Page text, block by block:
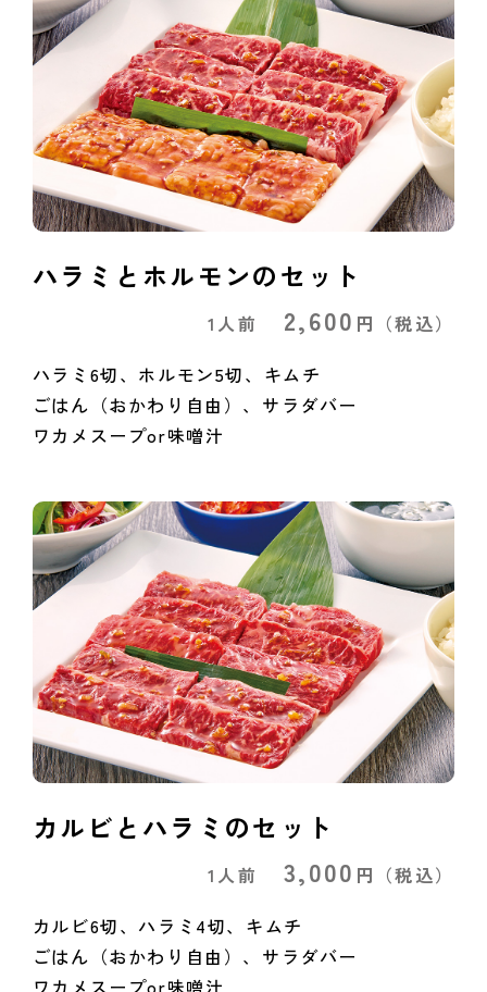
ハラミとホルモンのセット
1人前 2,600 円 （税込）
ハラミ6切、ホルモン5切、キムチ
ごはん（おかわり自由）、サラダバー
ワカメスープor味噌汁
カルビとハラミのセット
1人前 3,000 円 （税込）
カルビ6切、ハラミ4切、キムチ
ごはん（おかわり自由）、サラダバー
ワカメスープor味噌汁